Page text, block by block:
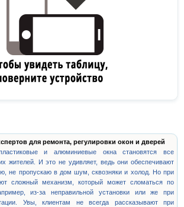
для ремонта, регулировки окон и дверей
и алюминиевые окна становятся все
жителей. И это не удивляет, ведь они обеспечивают
не пропускаю в дом шум, сквозняки и холод. Но при
сложный механизм, который может сломаться по
из-за неправильной установки или же при
Увы, клиентам не всегда рассказывают при